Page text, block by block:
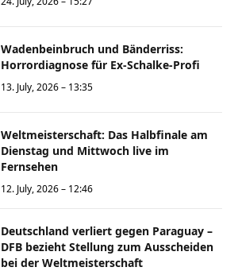
Wadenbeinbruch und Bänderriss:
Horrordiagnose für Ex-Schalke-Profi
13. July, 2026 – 13:35
Weltmeisterschaft: Das Halbfinale am
Dienstag und Mittwoch live im
Fernsehen
12. July, 2026 – 12:46
Deutschland verliert gegen Paraguay –
DFB bezieht Stellung zum Ausscheiden
bei der Weltmeisterschaft